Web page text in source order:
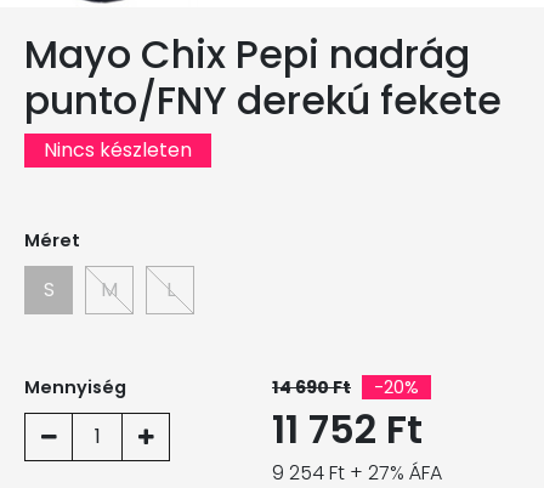
Mayo Chix Pepi nadrág
punto/FNY derekú fekete
Nincs készleten
Méret
S M L
Mennyiség
1
14 690 Ft -20%
11 752 Ft
9 254 Ft + 27% ÁFA